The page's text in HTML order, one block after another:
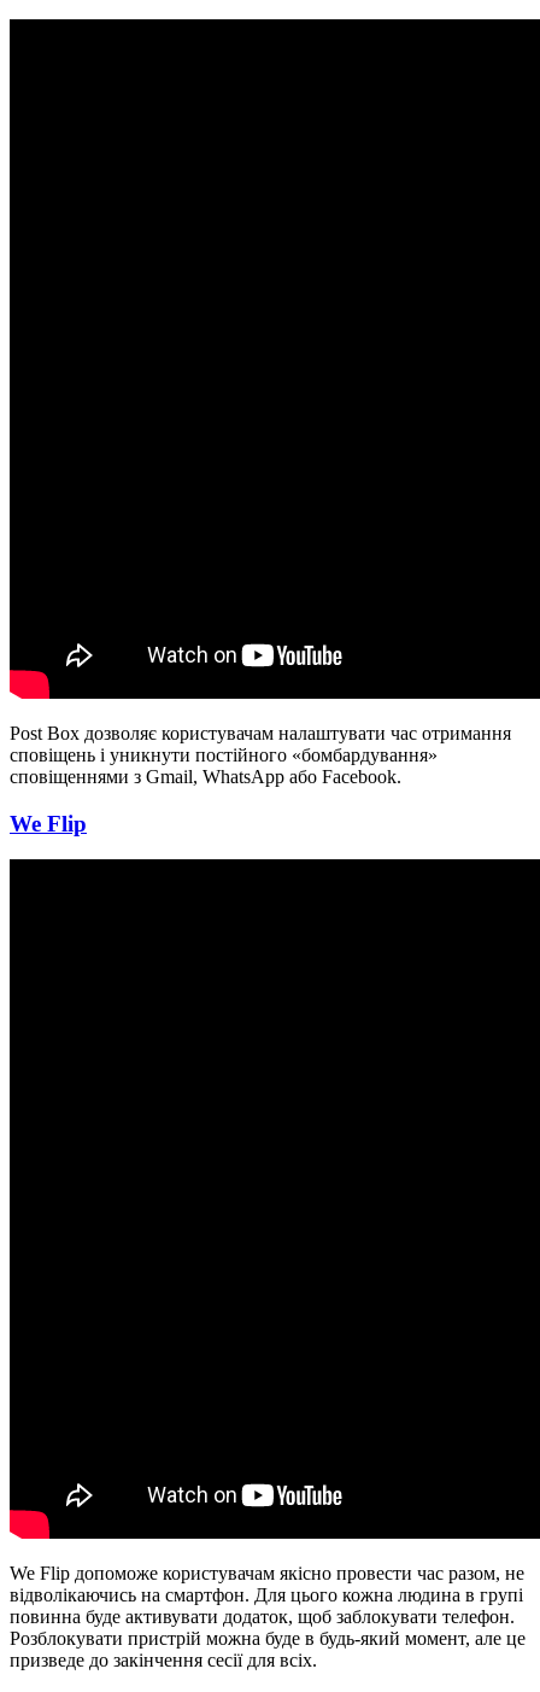
Post Box дозволяє користувачам налаштувати час отримання
сповіщень і уникнути постійного «бомбардування»
сповіщеннями з Gmail, WhatsApp або Facebook.
We Flip
We Flip допоможе користувачам якісно провести час разом, не
відволікаючись на смартфон. Для цього кожна людина в групі
повинна буде активувати додаток, щоб заблокувати телефон.
Розблокувати пристрій можна буде в будь-який момент, але це
призведе до закінчення сесії для всіх.